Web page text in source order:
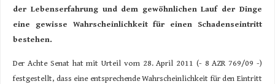
der Lebenserfahrung und dem gewöhnlichen Lauf der Dinge
eine gewisse Wahrscheinlichkeit für einen Schadenseintritt
bestehen.
Der Achte Senat hat mit Urteil vom 28. April 2011 (- 8 AZR 769/09 -)
festgestellt, dass eine entsprechende Wahrscheinlichkeit für den Eintritt